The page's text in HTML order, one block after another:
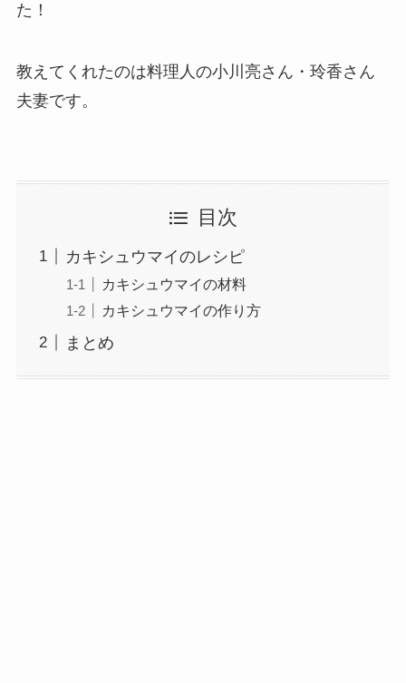
た！
教えてくれたのは料理人の小川亮さん・玲香さん
夫妻です。
目次
カキシュウマイのレシピ
カキシュウマイの材料
カキシュウマイの作り方
まとめ